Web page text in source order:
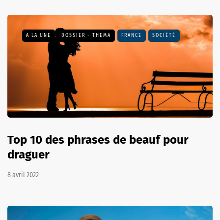
A LA UNE DOSSIER - THEMA FRANCE SOCIÉTÉ
Top 10 des phrases de beauf pour
draguer
8 avril 2022